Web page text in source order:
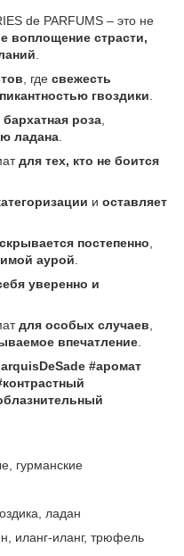
de PARFUMS – это не
воплощение страсти,
, где свежесть
гвоздики
бархатная роза
ладана
для тех, кто не боится
и оставляет
постепенно
аурой
уверенно и
для особых случаев
впечатление
#аромат
гурманские
ладан
иланг-иланг, трюфель